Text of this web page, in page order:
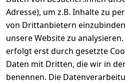
Die Lieferung erfolgt im zerlegten
verpackt. Dank der leicht
der durchdachten Konstruktion,
Geweih schnell zusammenbauen
Adresse), um z.B. Inhalte zu
von Drittanbietern
unsere Website zu
erfolgt erst durch gesetzte
Daten mit Dritten, die wir in
benennen. Die
Widerrufsrecht
Datenschutz